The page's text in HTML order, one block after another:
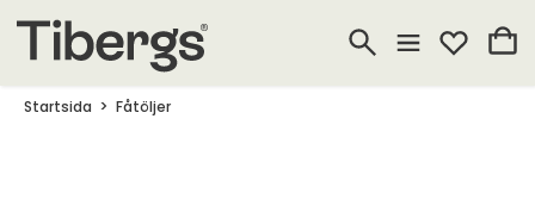
Startsida Fåtöljer